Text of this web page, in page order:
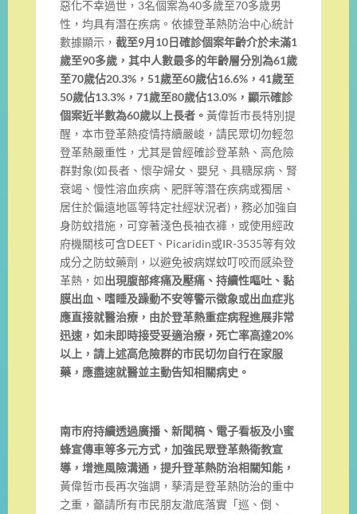
惡化不幸過世，3名個案為40多歲至70多歲男
性，均具有潛在疾病。依據登革熱防治中心統計
數據顯示， 截至9月10日確診個案年齡介於未滿1
歲至90多歲，其中人數最多的年齡層分別為61歲
至70歲佔20.3%，51歲至60歲佔16.6%，41歲至
50歲佔13.3%，71歲至80歲佔13.0%，顯示確診
個案近半數為60歲以上長者。 黃偉哲市長特別提
醒，本市登革熱疫情持續嚴峻，請民眾切勿輕忽
登革熱嚴重性，尤其是曾經確診登革熱、高危險
群對象(如長者、懷孕婦女、嬰兒、具糖尿病、腎
衰竭、慢性溶血疾病、肥胖等潛在疾病或獨居、
居住於偏遠地區等特定社經狀況者)，務必加強自
身防蚊措施，可穿著淺色長袖衣褲，或使用經政
府機關核可含DEET、Picaridin或IR-3535等有效
成分之防蚊藥劑，以避免被病媒蚊叮咬而感染登
革熱，如出現腹部疼痛及壓痛、持續性嘔吐、黏
膜出血、嗜睡及躁動不安等警示徵象或出血症兆
應直接就醫治療，由於登革熱重症病程進展非常
迅速，如未即時接受妥適治療，死亡率高達20%
以上，請上述高危險群的市民切勿自行在家服
藥，應盡速就醫並主動告知相關病史。
南市府持續透過廣播、新聞稿、電子看板及小蜜
蜂宣傳車等多元方式，加強民眾登革熱衛教宣
導，增進風險溝通，提升登革熱防治相關知能，
黃偉哲市長再次強調，孳清是登革熱防治的重中
之重，籲請所有市民朋友澈底落實「巡、倒、